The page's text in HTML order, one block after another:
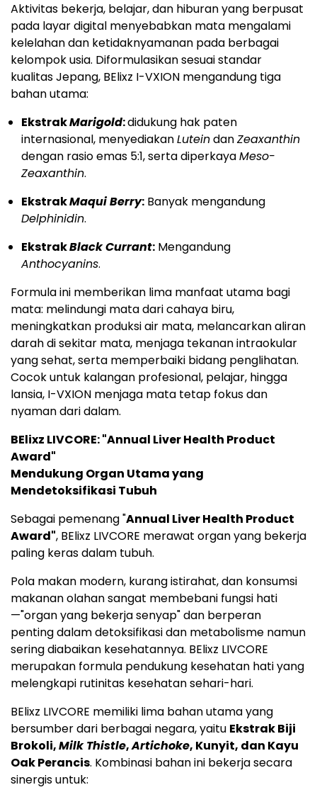
Aktivitas bekerja, belajar, dan hiburan yang berpusat
pada layar digital menyebabkan mata mengalami
kelelahan dan ketidaknyamanan pada berbagai
kelompok usia. Diformulasikan sesuai standar
kualitas Jepang, BElixz I-VXION mengandung tiga
bahan utama:
EkstrakMarigold:didukung hak paten
internasional, menyediakanLuteindanZeaxanthin
dengan rasio emas 5:1, serta diperkayaMeso-
Zeaxanthin.
EkstrakMaqui Berry: Banyak mengandung
Delphinidin.
EkstrakBlack Currant: Mengandung
Anthocyanins.
Formula ini memberikan lima manfaat utama bagi
mata: melindungi mata dari cahaya biru,
meningkatkan produksi air mata, melancarkan aliran
darah di sekitar mata, menjaga tekanan intraokular
yang sehat, serta memperbaiki bidang penglihatan.
Cocok untuk kalangan profesional, pelajar, hingga
lansia, I-VXION menjaga mata tetap fokus dan
nyaman dari dalam.
BElixz LIVCORE: "Annual Liver Health Product
Award"
Mendukung Organ Utama yang
Mendetoksifikasi Tubuh
Sebagai pemenang "Annual Liver Health Product
Award", BElixz LIVCORE merawat organ yang bekerja
paling keras dalam tubuh.
Pola makan modern, kurang istirahat, dan konsumsi
makanan olahan sangat membebani fungsi hati
—"organ yang bekerja senyap" dan berperan
penting dalam detoksifikasi dan metabolisme namun
sering diabaikan kesehatannya. BElixz LIVCORE
merupakan formula pendukung kesehatan hati yang
melengkapi rutinitas kesehatan sehari-hari.
BElixz LIVCORE memiliki lima bahan utama yang
bersumber dari berbagai negara, yaitu Ekstrak Biji
Brokoli,Milk Thistle,Artichoke, Kunyit, dan Kayu
Oak Perancis. Kombinasi bahan ini bekerja secara
sinergis untuk: